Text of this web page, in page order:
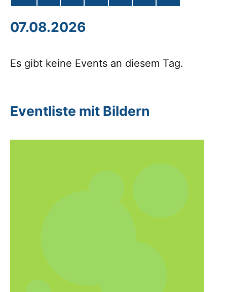
07.08.2026
Es gibt keine Events an diesem Tag.
Eventliste mit Bildern